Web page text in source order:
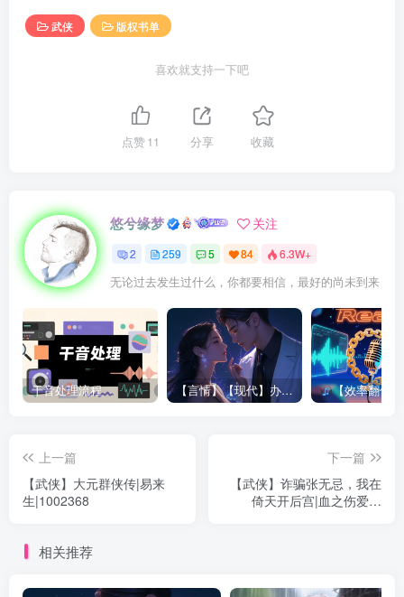
结果翻开泛黄的书页，竟然一看就上了瘾，一连两天，躺在
柔软的大床上看完〈倚天屠龙记〉，才舍得下床去找些食物
充饥。吃完食物后，肚子虽是饱了，可忽然觉得心里一阵空
千，不禁起了无穷回味，对那大走桃花运的张无忌又是嫉妒
够和这么多女孩儿邂逅！嘿嘿，那可有多好啊。要是如此，
我杨逐宇一定能够从振雄风！”
杨逐宇躺在温暖柔和的大床上面，见落地窗外的天已经渐渐
黑了下来。虽然已是傍晚，但夏天气候仍然闷热，很容易让
人觉得困乏想睡，他想着想着困意也慢慢来了，于是把书盖
在脸上呼呼睡去。
火焰，但发出的彩色光芒却是耀眼刺目，顿时间就把杨逐宇
笼罩在了五光十色之中。
那流星坠落屋中之后，刚开始还是发出的光线只是耀眼刺
武侠 版权书单
喜欢就支持一下吧
点赞11 分享 收藏
悠兮缘梦 关注
2 259 5 84 6.3W+
无论过去发生过什么，你都要相信，最好的尚未到来
干音处理流程 【言情】【现代】办公室潜规则|姚公子|250660 【效率翻倍！Reaper半自动对轨神器拯
上一篇
【武侠】大元群侠传|易来
生|1002368
下一篇
【武侠】诈骗张无忌，我在
倚天开后宫|血之伤爱之
相关推荐